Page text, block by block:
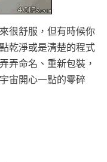
很舒服，但有時候你
乾淨或是清楚的程式
弄命名、重新包裝，
宙開心一點的零碎